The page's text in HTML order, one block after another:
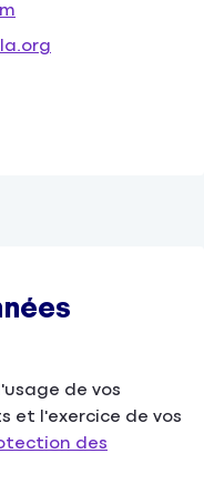
de vos
et l'exercice de vos
des